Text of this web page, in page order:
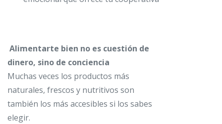
Alimentarte bien no es cuestión de
dinero, sino de conciencia
Muchas veces los productos más
naturales, frescos y nutritivos son
también los más accesibles si los sabes
elegir.